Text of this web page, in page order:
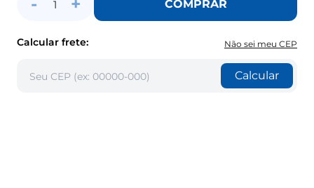
1 COMPRAR
Calcular frete: Não sei meu CEP
Calcular